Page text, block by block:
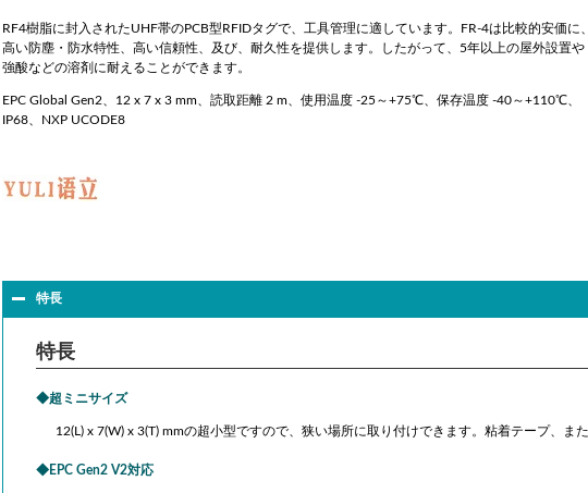
RF4樹脂に封入されたUHF帯のPCB型RFIDタグで、工具管理に適しています。FR-4は比較的安価に、
高い防塵・防水特性、高い信頼性、及び、耐久性を提供します。したがって、5年以上の屋外設置や
強酸などの溶剤に耐えることができます。
EPC Global Gen2、12 x 7 x 3 mm、読取距離 2 m、使用温度 -25～+75℃、保存温度 -40～+110℃、
IP68、NXP UCODE8
特長
特長
超ミニサイズ
12(L) x 7(W) x 3(T) mmの超小型ですので、狭い場所に取り付けできます。粘着テープ、ま
EPC Gen2 V2対応